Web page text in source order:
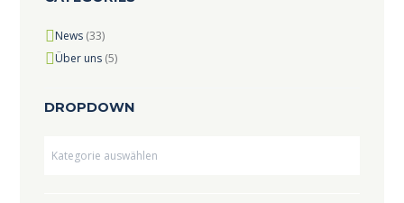
News(33)
Über uns(5)
DROPDOWN